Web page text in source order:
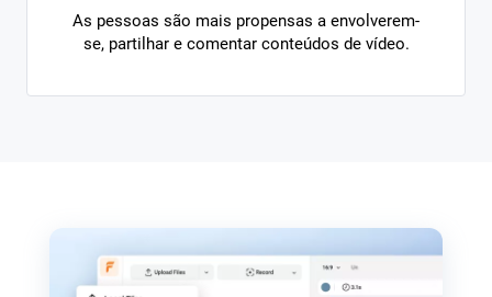
As pessoas são mais propensas a envolverem-
se, partilhar e comentar conteúdos de vídeo.